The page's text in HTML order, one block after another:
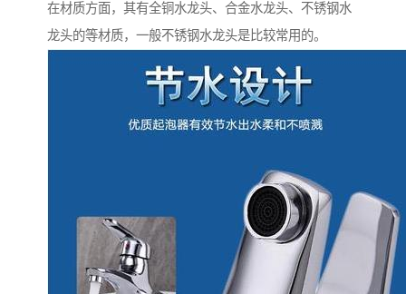
在材质方面，其有全铜水龙头、合金水龙头、不锈钢水
龙头的等材质，一般不锈钢水龙头是比较常用的。